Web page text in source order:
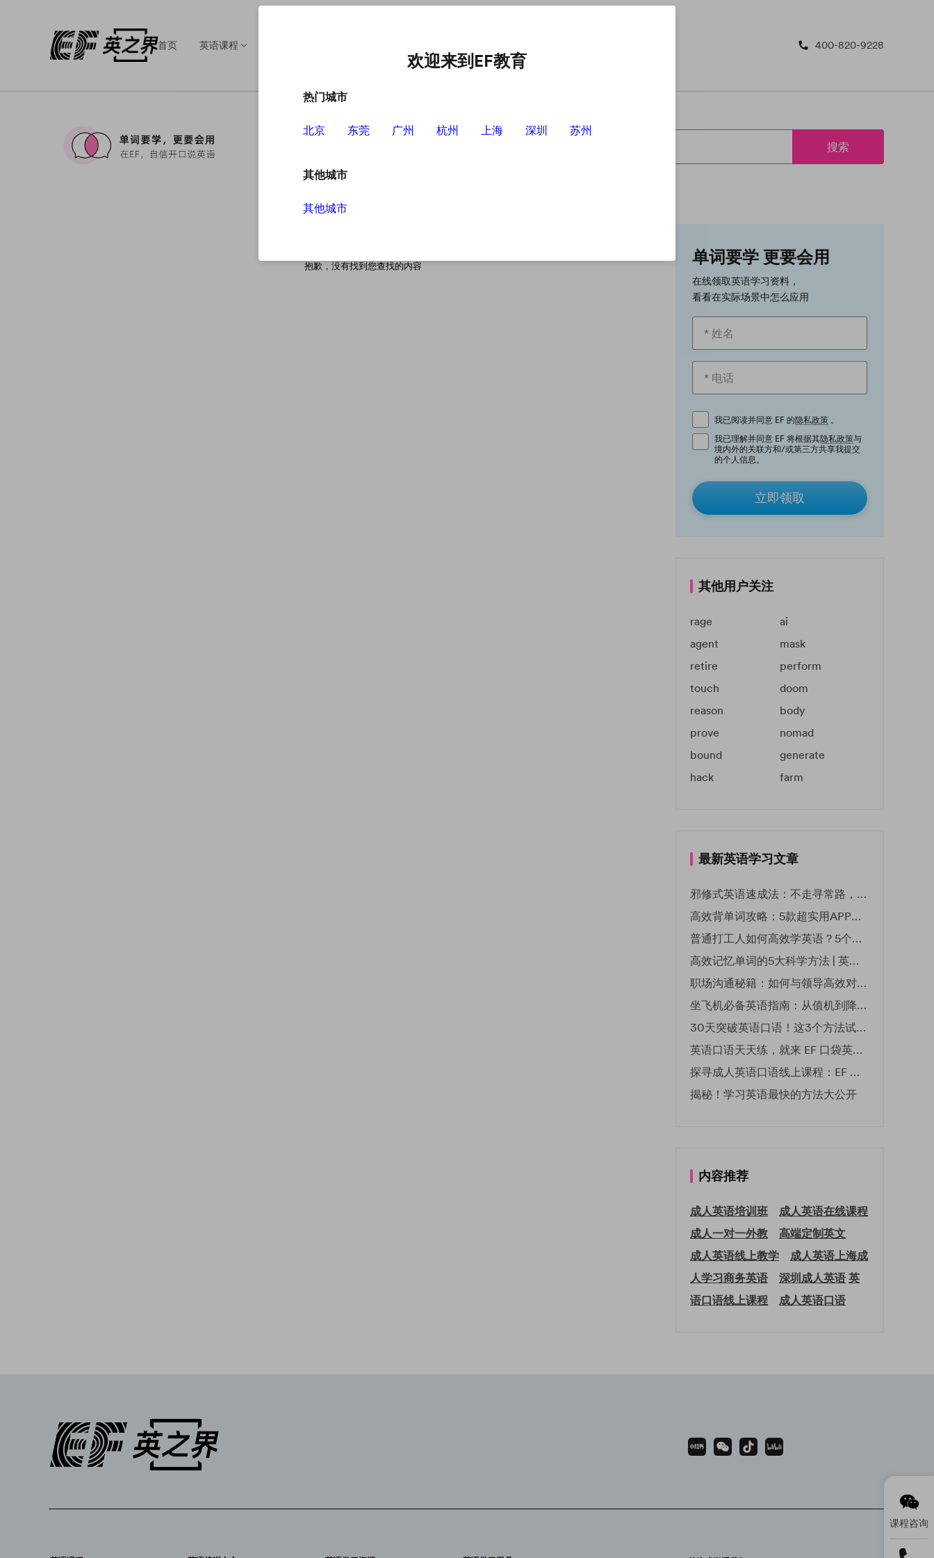
首页 英语课程 400-820-9228
搜索
抱歉，没有找到您查找的内容 单词要学 更要会用
在线领取英语学习资料，
看看在实际场景中怎么应用
我已阅读并同意 EF 的隐私政策 。
我已理解并同意 EF 将根据其隐私政策与
境内外的关联方和/或第三方共享我提交
的个人信息。
立即领取
其他用户关注
rage
ai
agent
mask
retire
perform
touch
doom
reason
body
prove
nomad
bound
generate
hack
farm
最新英语学习文章
邪修式英语速成法：不走寻常路，英语战力狂飙！
高效背单词攻略：5款超实用APP推荐 | EF英孚教育
普通打工人如何高效学英语？5个实用技巧助你突破职场瓶颈
高效记忆单词的5大科学方法 | 英语学习必备技巧
职场沟通秘籍：如何与领导高效对话 | EF英孚职场指南
坐飞机必备英语指南：从值机到降落的全流程表达
30天突破英语口语！这3个方法试过的人都说有效
英语口语天天练，就来 EF 口袋英语微信小程序
探寻成人英语口语线上课程：EF 英孚教育凭什么领航
揭秘！学习英语最快的方法大公开
内容推荐
成人英语培训班
成人英语在线课程
成人一对一外教
高端定制英文
成人英语线上教学
成人英语上海成
人学习商务英语
深圳成人英语英
语口语线上课程
成人英语口语
课程咨询
欢迎来到EF教育
热门城市
北京 东莞 广州 杭州 上海 深圳 苏州
其他城市
其他城市